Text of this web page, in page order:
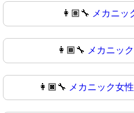
👩🏽‍🔧 メカニッ
👩🏾‍🔧 メカニッ
👩🏿‍🔧 メカニック女